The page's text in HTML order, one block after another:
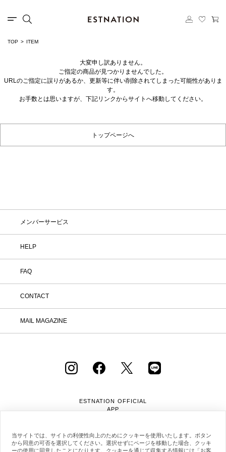
TOP ITEM
大変申し訳ありません。
ご指定の商品が見つかりませんでした。
URLのご指定に誤りがあるか、更新等に伴い削除されてしまった可能性がありま
す。
お手数とは思いますが、下記リンクからサイトへ移動してください。
トップページへ
メンバーサービス
HELP
FAQ
CONTACT
MAIL MAGAZINE
ESTNATION OFFICIAL
APP
当サイトでは、サイトの利便性向上のためにクッキーを使用いたします。ボタン
から同意の可否を選択してください。選択せずにページを移動した場合、クッキ
ーの使用に同意したことになります。クッキーを通じて収集する情報には「お客